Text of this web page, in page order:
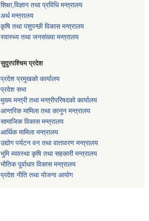
शिक्षा,विज्ञान तथा प्रविधि मन्त्रालय
अर्थ मन्त्रालय
कृषि तथा पशुपन्छी विकास मन्त्रालय
स्वास्थ्य तथा जनसंख्या मन्त्रालय
सुदुरपश्चिम प्रदेश
प्रदेश प्रमुखको कार्यालय
प्रदेश सभा
मुख्य मन्त्री तथा मन्त्रीपरिषदको कार्यालय
आन्तरिक मामिला तथा कानुन मन्त्रालय
सामाजिक विकास मन्त्रालय
आर्थिक मामिला मन्त्रालय
उद्याेग पर्यटन वन तथा वातावरण मन्त्रालय
भुमि ब्यवस्था कृषि तथा सहकारी मन्त्रालय
भाैतिक पूर्वाधार विकास मन्त्रालय
प्रदेश नीति तथा योजना आयोग